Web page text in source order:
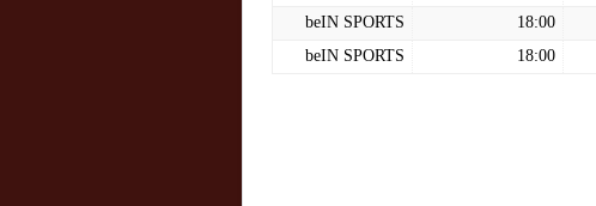
18:00
beIN SPORTS
18:00
beIN SPORTS